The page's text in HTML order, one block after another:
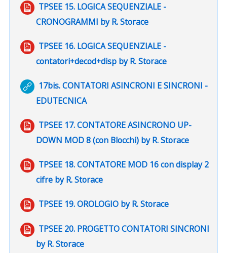
TPSEE 15. LOGICA SEQUENZIALE -
CRONOGRAMMI by R. Storace
File
TPSEE 16. LOGICA SEQUENZIALE -
contatori+decod+disp by R. Storace
File
17bis. CONTATORI ASINCRONI E SINCRONI -
EDUTECNICA
URL
TPSEE 17. CONTATORE ASINCRONO UP-
DOWN MOD 8 (con Blocchi) by R. Storace
File
TPSEE 18. CONTATORE MOD 16 con display 2
cifre by R. Storace
File
TPSEE 19. OROLOGIO by R. Storace
File
TPSEE 20. PROGETTO CONTATORI SINCRONI
by R. Storace
File